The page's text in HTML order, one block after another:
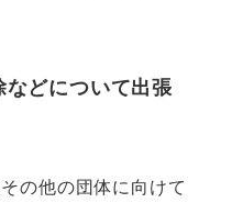
どについて出張
の他の団体に向けて